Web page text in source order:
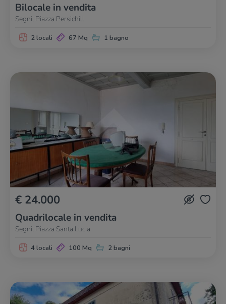
Bilocale in vendita
Segni, Piazza Persichilli
2 locali 67 Mq 1 bagno
€ 24.000
Quadrilocale in vendita
Segni, Piazza Santa Lucia
4 locali 100 Mq 2 bagni